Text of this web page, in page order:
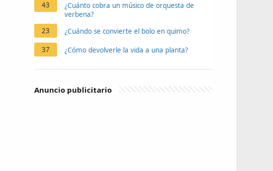
43
¿Cuánto cobra un músico de orquesta de
verbena?
23
¿Cuándo se convierte el bolo en quimo?
37 ¿Cómo devolverle la vida a una planta?
Anuncio publicitario